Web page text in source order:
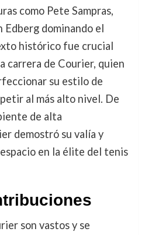
como Pete Sampras,
Edberg dominando el
histórico fue crucial
carrera de Courier, quien
su estilo de
al más alto nivel. De
de alta
demostró su valía y
en la élite del tenis
son vastos y se